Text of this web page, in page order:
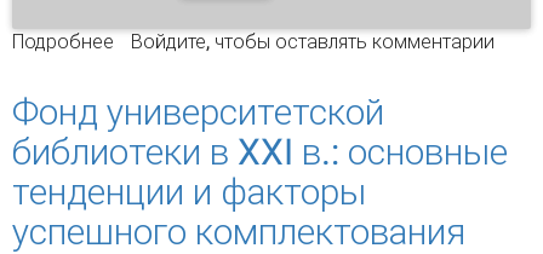
Подробнее о «... Верю в будущее русского
Войдите, чтобы оставлять комментарии
Фонд университетской
библиотеки в XXI в.: основные
тенденции и факторы
успешного комплектования